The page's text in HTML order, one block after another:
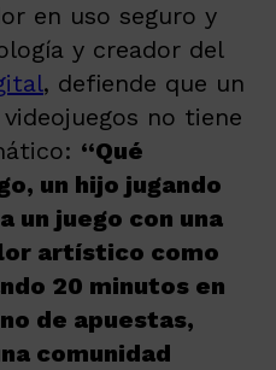
en uso seguro y
y creador del
, defiende que un
no tiene
“Qué
un hijo jugando
un juego con una
artístico como
20 minutos en
de apuestas,
comunidad